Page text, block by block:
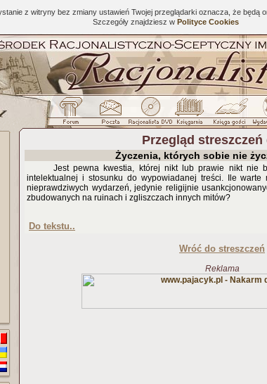
z witryny bez zmiany ustawień Twojej przeglądarki oznacza, że będą
Szczegóły znajdziesz w Polityce Cookies
Przegląd streszczeń
Życzenia, których sobie nie
Jest pewna kwestia, której nikt lub prawie nikt nie
intelektualnej i stosunku do wypowiadanej treści. Ile warte
nieprawdziwych wydarzeń, jedynie religijnie
zbudowanych na ruinach i zgliszczach innych mitów?
Do tekstu..
Wróć do streszczeń
Reklama